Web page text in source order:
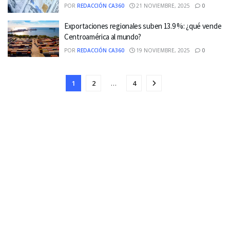
POR REDACCIÓN CA360 21 NOVIEMBRE, 2025 0
Exportaciones regionales suben 13.9 %: ¿qué vende
Centroamérica al mundo?
POR REDACCIÓN CA360 19 NOVIEMBRE, 2025 0
1 2 … 4